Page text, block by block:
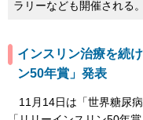
ラリーなども開催される。
インスリン治療を続
ン50年賞」発表
11月14日は「世界糖尿